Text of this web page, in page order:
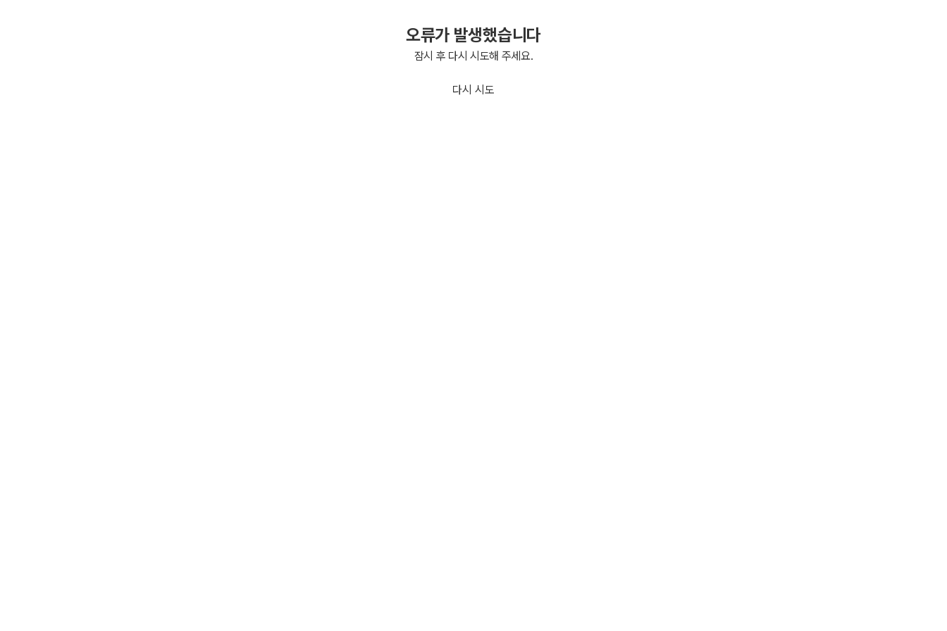
오류가 발생했습니다
잠시 후 다시 시도해 주세요.
다시 시도